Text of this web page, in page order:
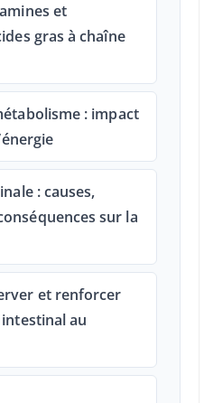
et
gras à chaîne
: impact
: causes,
sur la
et renforcer
au